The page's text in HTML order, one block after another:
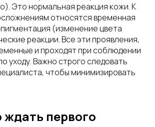
Это нормальная реакция кожи. К
относятся временная
(изменение цвета
реакции. Все эти проявления,
и проходят при соблюдении
уходу. Важно строго следовать
чтобы минимизировать
ждать первого